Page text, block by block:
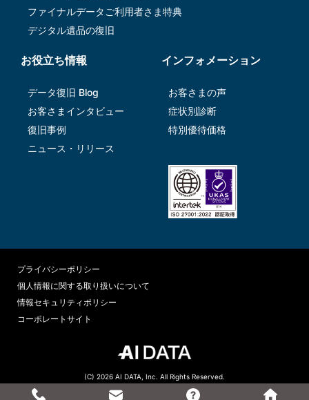
ファイナルデータご利⽤者さま特典
デジタル遺品の復旧
お役立ち情報
データ復旧 Blog
お客さまインタビュー
復旧事例
ニュース・リリース
インフォメーション
お客さまの声
症状別診断
特別優待価格
プライバシーポリシー
個人情報に関する取り扱いについて
情報セキュリティポリシー
コーポレートサイト
(C) 2026 AI DATA, Inc. All Rights Reserved.